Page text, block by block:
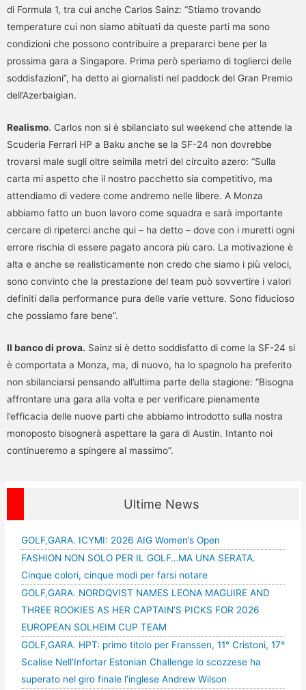
di Formula 1, tra cui anche Carlos Sainz: “Stiamo trovando
temperature cui non siamo abituati da queste parti ma sono
condizioni che possono contribuire a prepararci bene per la
prossima gara a Singapore. Prima però speriamo di toglierci delle
soddisfazioni”, ha detto ai giornalisti nel paddock del Gran Premio
dell’Azerbaigian.
Realismo. Carlos non si è sbilanciato sul weekend che attende la
Scuderia Ferrari HP a Baku anche se la SF-24 non dovrebbe
trovarsi male sugli oltre seimila metri del circuito azero: “Sulla
carta mi aspetto che il nostro pacchetto sia competitivo, ma
attendiamo di vedere come andremo nelle libere. A Monza
abbiamo fatto un buon lavoro come squadra e sarà importante
cercare di ripeterci anche qui – ha detto – dove con i muretti ogni
errore rischia di essere pagato ancora più caro. La motivazione è
alta e anche se realisticamente non credo che siamo i più veloci,
sono convinto che la prestazione del team può sovvertire i valori
definiti dalla performance pura delle varie vetture. Sono fiducioso
che possiamo fare bene”.
Il banco di prova. Sainz si è detto soddisfatto di come la SF-24 si
è comportata a Monza, ma, di nuovo, ha lo spagnolo ha preferito
non sbilanciarsi pensando all’ultima parte della stagione: “Bisogna
affrontare una gara alla volta e per verificare pienamente
l’efficacia delle nuove parti che abbiamo introdotto sulla nostra
monoposto bisognerà aspettare la gara di Austin. Intanto noi
continueremo a spingere al massimo”.
Ultime News
GOLF,GARA. ICYMI: 2026 AIG Women’s Open
FASHION NON SOLO PER IL GOLF…MA UNA SERATA.
Cinque colori, cinque modi per farsi notare
GOLF,GARA. NORDQVIST NAMES LEONA MAGUIRE AND
THREE ROOKIES AS HER CAPTAIN’S PICKS FOR 2026
EUROPEAN SOLHEIM CUP TEAM
GOLF,GARA. HPT: primo titolo per Franssen, 11° Cristoni, 17°
Scalise Nell’Infortar Estonian Challenge lo scozzese ha
superato nel giro finale l’inglese Andrew Wilson